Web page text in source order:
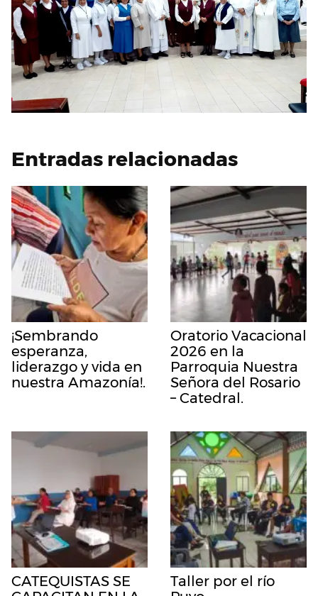
Entradas relacionadas
¡Sembrando
esperanza,
liderazgo y vida en
nuestra Amazonía!.
Oratorio Vacacional
2026 en la
Parroquia Nuestra
Señora del Rosario
– Catedral.
CATEQUISTAS SE
Taller por el río